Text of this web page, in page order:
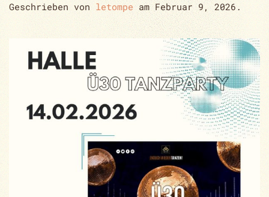
Geschrieben von letompe amFebruar 9, 2026 .